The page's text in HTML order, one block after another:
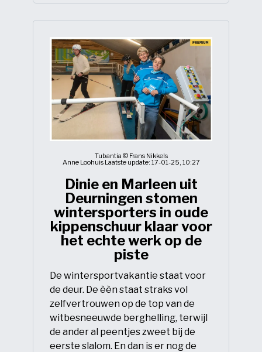
Tubantia © Frans Nikkels
Anne Loohuis Laatste update: 17-01-25, 10:27
Dinie en Marleen uit
Deurningen stomen
wintersporters in oude
kippenschuur klaar voor
het echte werk op de
piste
De wintersportvakantie staat voor
de deur. De èèn staat straks vol
zelfvertrouwen op de top van de
witbesneeuwde berghelling, terwijl
de ander al peentjes zweet bij de
eerste slalom. En dan is er nog de